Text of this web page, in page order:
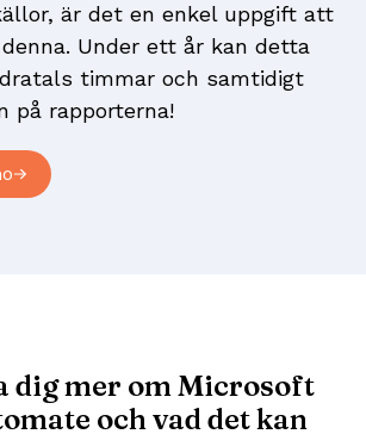
är det en enkel uppgift att
Under ett år kan detta
timmar och samtidigt
på rapporterna!
dig mer om Microsoft
och vad det kan